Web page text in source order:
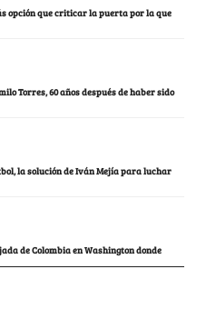
opción que criticar la puerta por la que
Torres, 60 años después de haber sido
la solución de Iván Mejía para luchar
de Colombia en Washington donde